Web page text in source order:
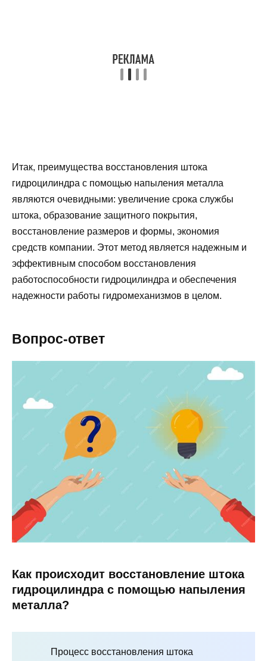
Итак, преимущества восстановления штока
гидроцилиндра с помощью напыления металла
являются очевидными: увеличение срока службы
штока, образование защитного покрытия,
восстановление размеров и формы, экономия
средств компании. Этот метод является надежным и
эффективным способом восстановления
работоспособности гидроцилиндра и обеспечения
надежности работы гидромеханизмов в целом.
Вопрос-ответ
Как происходит восстановление штока
гидроцилиндра с помощью напыления
металла?
Процесс восстановления штока